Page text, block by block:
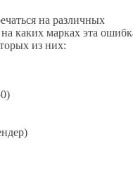
на различных
каких марках эта
из них: